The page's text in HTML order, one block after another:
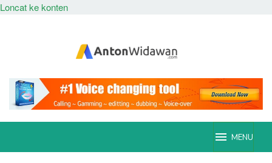
Loncat ke konten
MENU